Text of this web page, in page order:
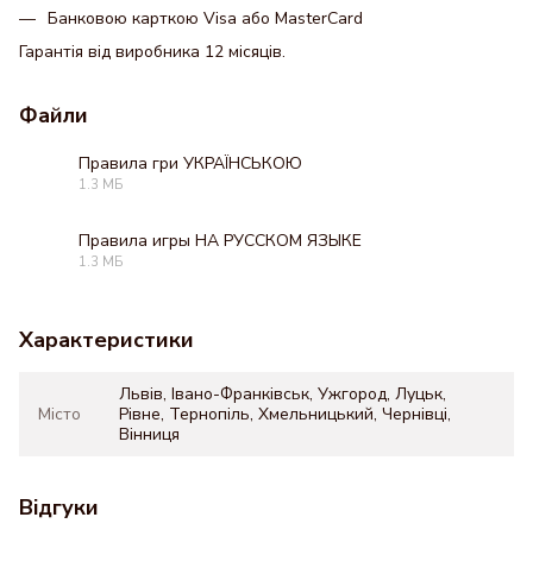
Банковою карткою Visa або MasterCard
Гарантія від виробника 12 місяців.
Файли
Правила гри УКРАЇНСЬКОЮ
1.3 МБ
Правила игры НА РУССКОМ ЯЗЫКЕ
1.3 МБ
Характеристики
Місто
Львів, Івано-Франківськ, Ужгород, Луцьк,
Рівне, Тернопіль, Хмельницький, Чернівці,
Вінниця
Відгуки